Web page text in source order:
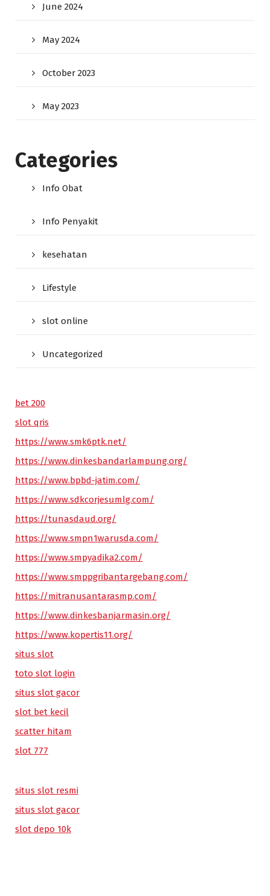
June 2024
May 2024
October 2023
May 2023
Categories
Info Obat
Info Penyakit
kesehatan
Lifestyle
slot online
Uncategorized
bet 200
slot qris
https://www.smk6ptk.net/
https://www.dinkesbandarlampung.org/
https://www.bpbd-jatim.com/
https://www.sdkcorjesumlg.com/
https://tunasdaud.org/
https://www.smpn1warusda.com/
https://www.smpyadika2.com/
https://www.smppgribantargebang.com/
https://mitranusantarasmp.com/
https://www.dinkesbanjarmasin.org/
https://www.kopertis11.org/
situs slot
toto slot login
situs slot gacor
slot bet kecil
scatter hitam
slot 777
situs slot resmi
situs slot gacor
slot depo 10k